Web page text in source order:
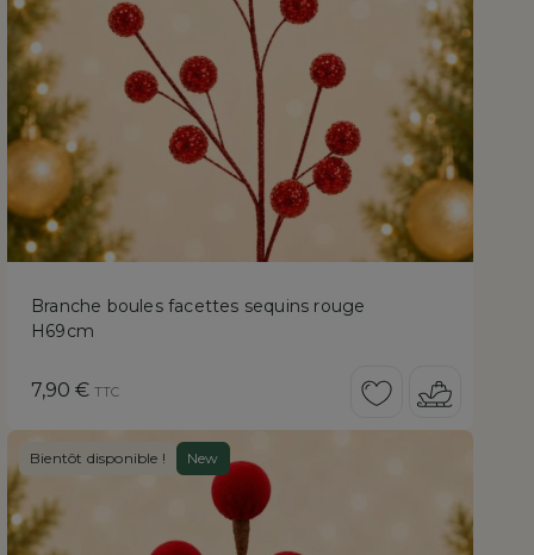
Branche boules facettes sequins rouge
H69cm
Prix
7,90 € TTC
Bientôt disponible ! New